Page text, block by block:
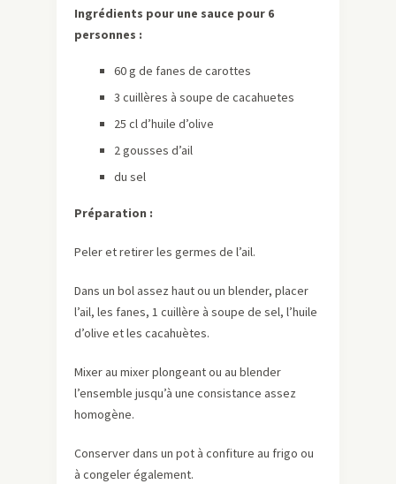
Ingrédients pour une sauce pour 6
personnes :
60 g de fanes de carottes
3 cuillères à soupe de cacahuetes
25 cl d’huile d’olive
2 gousses d’ail
du sel
Préparation :
Peler et retirer les germes de l’ail.
Dans un bol assez haut ou un blender, placer
l’ail, les fanes, 1 cuillère à soupe de sel, l’huile
d’olive et les cacahuètes.
Mixer au mixer plongeant ou au blender
l’ensemble jusqu’à une consistance assez
homogène.
Conserver dans un pot à confiture au frigo ou
à congeler également.